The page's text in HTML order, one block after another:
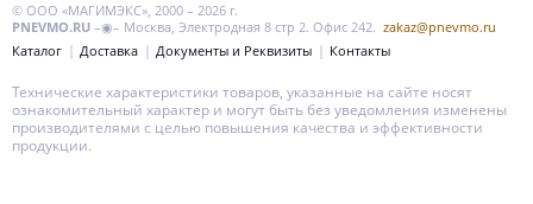
© ООО «МАГИМЭКС», 2000 – 2026 г.
PNEVMO.RU –◉– Москва, Электродная 8 стр 2. Офис 242. zakaz@pnevmo.ru
Каталог
Доставка Документы и Реквизиты Контакты
Технические характеристики товаров, указанные на сайте носят
ознакомительный характер и могут быть без уведомления изменены
производителями с целью повышения качества и эффективности
продукции.